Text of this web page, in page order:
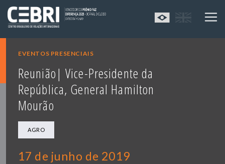
EVENTOS PRESENCIAIS
Reunião| Vice-Presidente da
República, General Hamilton
Mourão
AGRO
17 de junho de 2019